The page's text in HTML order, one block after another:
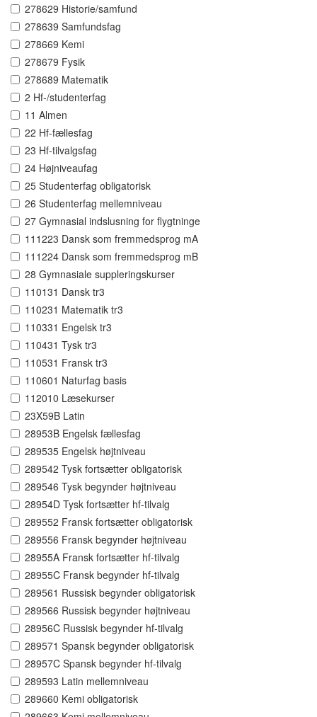
278629 Historie/samfund
278639 Samfundsfag
278669 Kemi
278679 Fysik
278689 Matematik
2 Hf-/studenterfag
11 Almen
22 Hf-fællesfag
23 Hf-tilvalgsfag
24 Højniveaufag
25 Studenterfag obligatorisk
26 Studenterfag mellemniveau
27 Gymnasial indslusning for flygtninge
111223 Dansk som fremmedsprog mA
111224 Dansk som fremmedsprog mB
28 Gymnasiale suppleringskurser
110131 Dansk tr3
110231 Matematik tr3
110331 Engelsk tr3
110431 Tysk tr3
110531 Fransk tr3
110601 Naturfag basis
112010 Læsekurser
23X59B Latin
28953B Engelsk fællesfag
289535 Engelsk højtniveau
289542 Tysk fortsætter obligatorisk
289546 Tysk begynder højtniveau
28954D Tysk fortsætter hf-tilvalg
289552 Fransk fortsætter obligatorisk
289556 Fransk begynder højtniveau
28955A Fransk fortsætter hf-tilvalg
28955C Fransk begynder hf-tilvalg
289561 Russisk begynder obligatorisk
289566 Russisk begynder højtniveau
28956C Russisk begynder hf-tilvalg
289571 Spansk begynder obligatorisk
28957C Spansk begynder hf-tilvalg
289593 Latin mellemniveau
289660 Kemi obligatorisk